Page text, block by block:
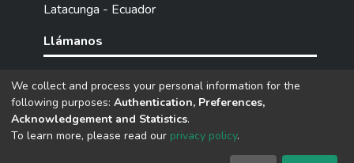
Latacunga - Ecuador
Llámanos
Tel: (593) 03 2252205 / 2252307 / 2252346.
DSpace softwarecopyright © 2002-2026
End User
We collect and process your personal information for the
following purposes: Authentication, Preferences,
Acknowledgement and Statistics.
To learn more, please read our privacy policy.